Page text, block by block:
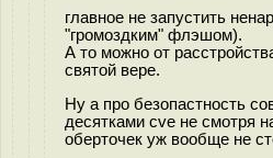
главное не запустить
"громоздким" флэшом).
А то можно от
святой вере.
Ну а про безопастность
десятками cve не смотря
оберточек уж вообще не